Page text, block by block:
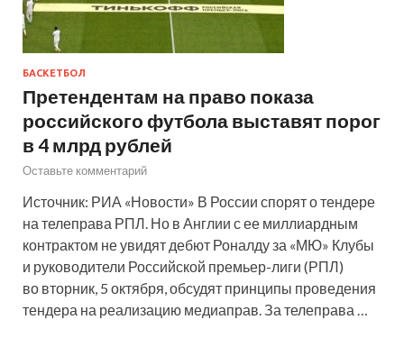
БАСКЕТБОЛ
Претендентам на право показа
российского футбола выставят порог
в 4 млрд рублей
Оставьте комментарий
Источник: РИА «Новости» В России спорят о тендере
на телеправа РПЛ. Но в Англии с ее миллиардным
контрактом не увидят дебют Роналду за «МЮ» Клубы
и руководители Российской премьер-лиги (РПЛ)
во вторник, 5 октября, обсудят принципы проведения
тендера на реализацию медиаправ. За телеправа …